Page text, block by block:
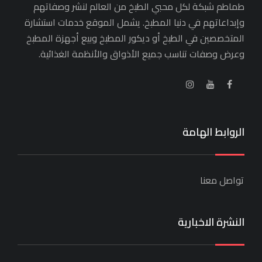
طماطم شبكة لكل محبي الطبخ من العالم لنشر وصفاتهم
وإبداعاتهم في دنيا المطبخ. يشمل الموقع خدمات استشارة
المتخصصين في الطبخ أو ديكور المطبخ وبيع أجهزة المطبخ
وعرض وصفات تناسب جميع الأذواق والأنظمة الغذائية.
الروابط الهامة
تواصل معنا
النشرة الاخبارية